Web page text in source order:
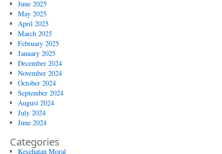
June 2025
May 2025
April 2025
March 2025
February 2025
January 2025
December 2024
November 2024
October 2024
September 2024
August 2024
July 2024
June 2024
Categories
Kesehatan Moral